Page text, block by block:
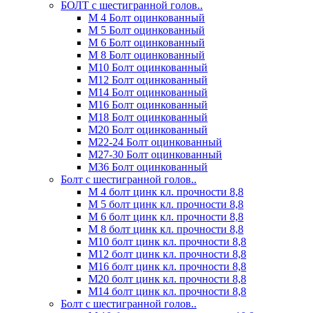
БОЛТ с шестигранной голов..
М 4 Болт оцинкованный
М 5 Болт оцинкованный
М 6 Болт оцинкованный
М 8 Болт оцинкованный
М10 Болт оцинкованный
М12 Болт оцинкованный
М14 Болт оцинкованный
М16 Болт оцинкованный
М18 Болт оцинкованный
М20 Болт оцинкованный
М22-24 Болт оцинкованный
М27-30 Болт оцинкованный
М36 Болт оцинкованный
Болт с шестигранной голов..
М 4 болт цинк кл. прочности 8,8
М 5 болт цинк кл. прочности 8,8
М 6 болт цинк кл. прочности 8,8
М 8 болт цинк кл. прочности 8,8
М10 болт цинк кл. прочности 8,8
М12 болт цинк кл. прочности 8,8
М16 болт цинк кл. прочности 8,8
М20 болт цинк кл. прочности 8,8
М14 болт цинк кл. прочности 8,8
Болт с шестигранной голов..